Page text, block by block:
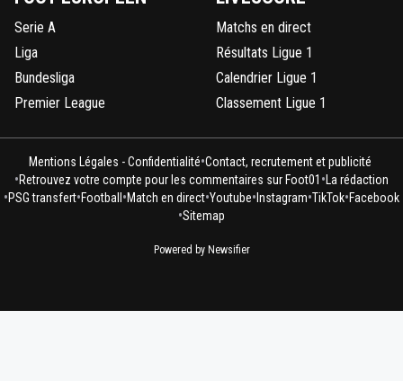
Serie A
Liga
Bundesliga
Premier League
Matchs en direct
Résultats Ligue 1
Calendrier Ligue 1
Classement Ligue 1
Mentions Légales - Confidentialité•Contact, recrutement et publicité
•Retrouvez votre compte pour les commentaires sur Foot01 •La rédaction
•PSG transfert•Football •Match en direct•Youtube• Instagram•TikTok•Facebook
•Sitemap
Powered by Newsifier